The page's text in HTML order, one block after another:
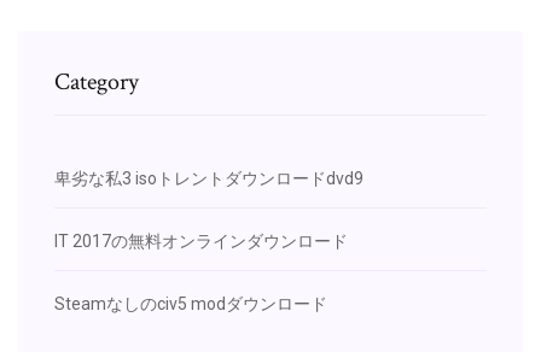
Category
卑劣な私3 isoトレントダウンロードdvd9
IT 2017の無料オンラインダウンロード
Steamなしのciv5 modダウンロード